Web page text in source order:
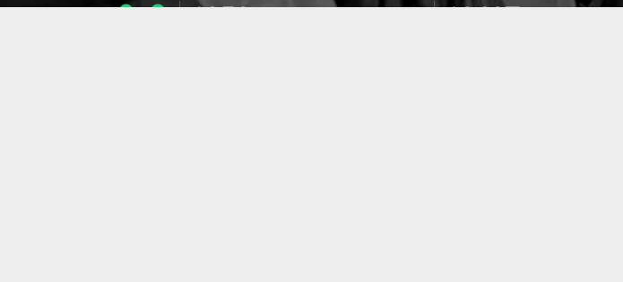
1053 10637